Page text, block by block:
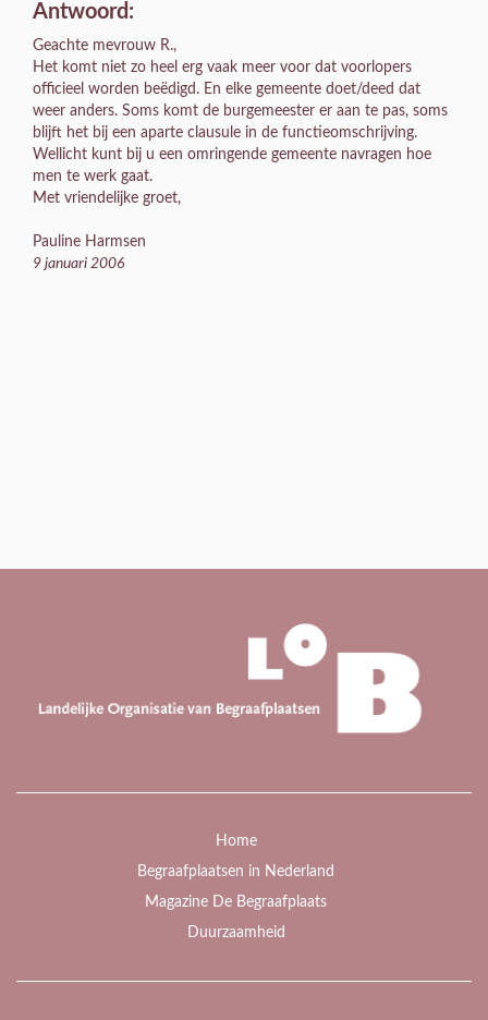
Antwoord:
Geachte mevrouw R.,
Het komt niet zo heel erg vaak meer voor dat voorlopers
officieel worden beëdigd. En elke gemeente doet/deed dat
weer anders. Soms komt de burgemeester er aan te pas, soms
blijft het bij een aparte clausule in de functieomschrijving.
Wellicht kunt bij u een omringende gemeente navragen hoe
men te werk gaat.
Met vriendelijke groet,
Pauline Harmsen
9 januari 2006
Home
Begraafplaatsen in Nederland
Magazine De Begraafplaats
Duurzaamheid